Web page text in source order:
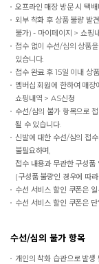
오프라인 매장 방문 시 택
외부 착화 후 상품 불량 발
불가) - 마이페이지 > 쇼핑
접수 없이 수선/심의 상품
있습니다.
접수 완료 후 15일 이내 상
멤버십 회원에 한하여 매
쇼핑내역 > AS신청
수선/심의 불가 항목으로
될 수 있습니다.
신발에 대한 수선/심의 접
불필요하며,
접수 내용과 무관한 구성
(구성품 불량인 경우에 따
수선 서비스 할인 쿠폰은
수선 서비스 할인 쿠폰은
수선/심의 불가 항목
개인의 착화 습관으로 발